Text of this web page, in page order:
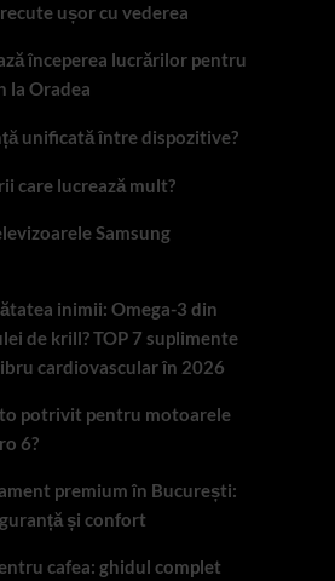
ușor cu vederea
începerea lucrărilor pentru
la Oradea
unificată între dispozitive?
care lucrează mult?
Samsung
inimii: Omega-3 din
de krill? TOP 7 suplimente
cardiovascular în 2026
potrivit pentru motoarele
6?
premium în București:
și confort
cafea: ghidul complet